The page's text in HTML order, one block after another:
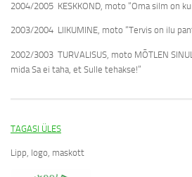
2004/2005 KESKKOND, moto “Oma silm on
2003/2004 LIIKUMINE, moto “Tervis on ilu
2002/3003 TURVALISUS, moto MÕTLEN
mida Sa ei taha, et Sulle tehakse!”
TAGASI ÜLES
Lipp, logo, maskott